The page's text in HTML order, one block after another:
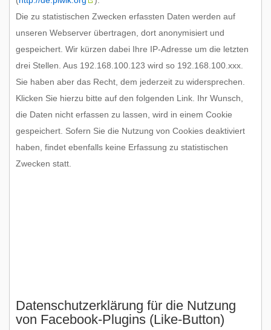
Die zu statistischen Zwecken erfassten Daten werden auf
unseren Webserver übertragen, dort anonymisiert und
gespeichert. Wir kürzen dabei Ihre IP-Adresse um die letzten
drei Stellen. Aus 192.168.100.123 wird so 192.168.100.xxx.
Sie haben aber das Recht, dem jederzeit zu widersprechen.
Klicken Sie hierzu bitte auf den folgenden Link. Ihr Wunsch,
die Daten nicht erfassen zu lassen, wird in einem Cookie
gespeichert. Sofern Sie die Nutzung von Cookies deaktiviert
haben, findet ebenfalls keine Erfassung zu statistischen
Zwecken statt.
Datenschutzerklärung für die Nutzung
von Facebook-Plugins (Like-Button)